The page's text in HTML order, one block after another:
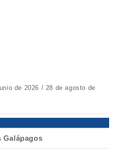
de 2026 / 28 de agosto de
Galápagos